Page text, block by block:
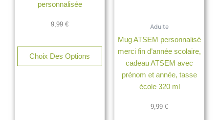
personnalisée
9,99 €
Choix Des Options
Adulte
Mug ATSEM personnalisé
merci fin d’année scolaire,
cadeau ATSEM avec
prénom et année, tasse
école 320 ml
9,99 €